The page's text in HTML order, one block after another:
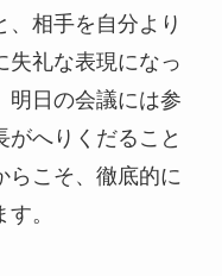
、相手を自分より
失礼な表現になっ
明日の会議には参
へりくだること
らこそ、徹底的に
。